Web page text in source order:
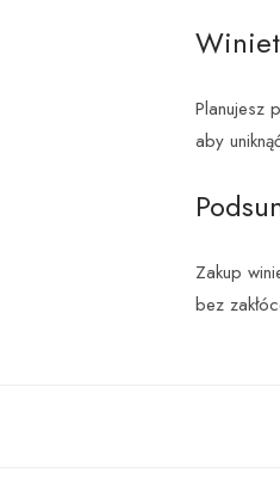
Planujesz
aby
Zakup
bez